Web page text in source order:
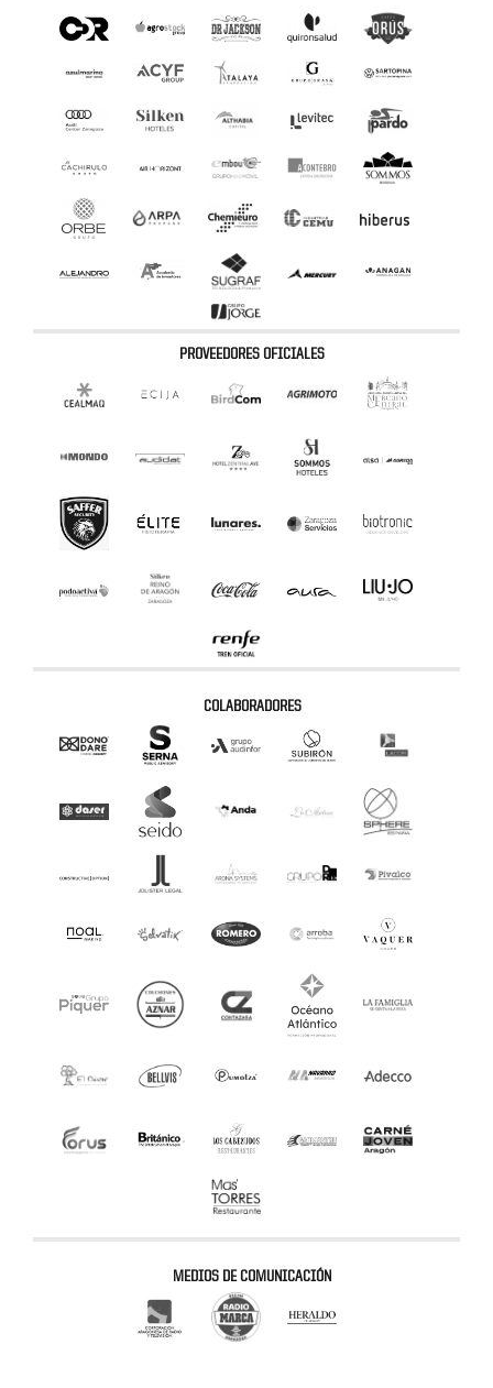
PROVEEDORES OFICIALES
COLABORADORES
MEDIOS DE COMUNICACIÓN